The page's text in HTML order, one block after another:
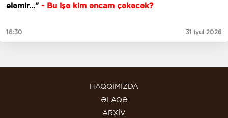
eləmir…" - Bu işə kim əncam çəkəcək?
16:30 31 iyul 2026
HAQQIMIZDA
ƏLAQƏ
ARXİV